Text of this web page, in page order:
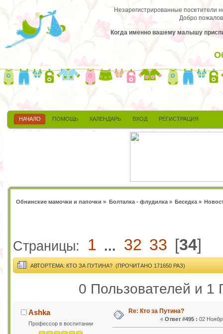
Незарегистрированные посетители
Добро
Когда именно вашему малышу
НАЧАЛО ПОМОЩЬ КАЛЕНДАРЬ ВХОД РЕГИСТРАЦИЯ
Обнинские мамочки и папочки » Болталка - флудилка» Беседка»
Страницы: 1 ... 32 33 [34]
АВТОРТЕМА: КТО ЗА ПУТИНА? (ПРОЧИТАНО 171650 РАЗ)
0 Пользователей и 1
Ashka
Профессор в воспитании
Re: Кто за Путина?
« Ответ #495 : 02